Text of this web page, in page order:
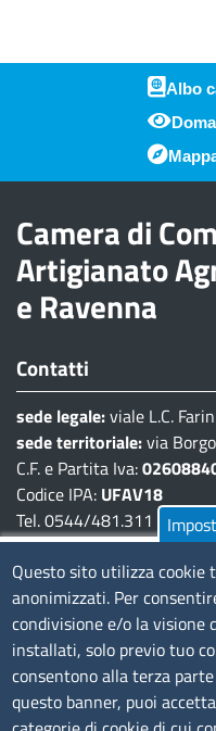
Piè di
Albo
Camera di
Artigianato
e Ravenna
Contatti
sede legale:viale L.C.
sede territoriale:via
C.F. e Partita Iva:
Codice IPA: UFAV18
Tel. 0544/481.311 -
Pec:
Amministrazione
Bandi di gara
Bilanci
Concorsi e selezioni
Questo sito utilizza cookie
anonimizzati. Per
condivisione e/o la visione
installati, solo previo tuo
consentono alla terza
questo banner, puoi